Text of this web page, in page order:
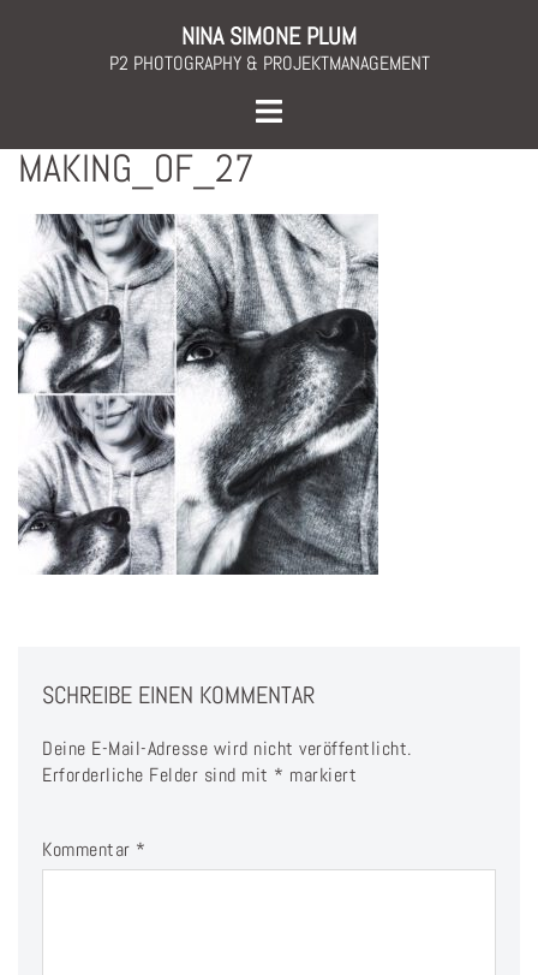
NINA SIMONE PLUM
P2 PHOTOGRAPHY & PROJEKTMANAGEMENT
Toggle
menu
MAKING_OF_27
SCHREIBE EINEN KOMMENTAR
Deine E-Mail-Adresse wird nicht veröffentlicht.
Erforderliche Felder sind mit * markiert
Kommentar *